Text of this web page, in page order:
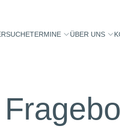
TERMINE ÜBER UNS